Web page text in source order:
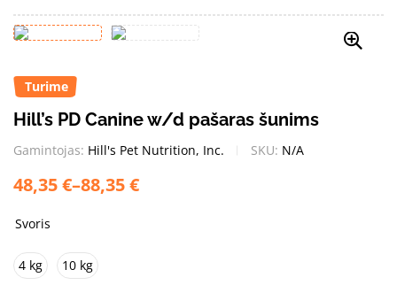
Turime
Hill’s PD Canine w/d pašaras šunims
Gamintojas: Hill's Pet Nutrition, Inc. SKU: N/A
48,35€–88,35€
Svoris
4 kg 10 kg